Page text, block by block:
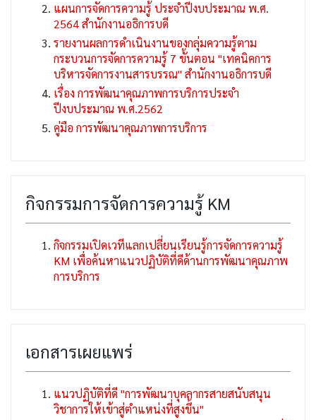
แผนการจัดการความรู้ ประจำปีงบประมาณ พ.ศ.
2564 สำนักงานอธิการบดี
รายงานผลการดำเนินงานของกลุ่มความรู้ตาม
กระบวนการจัดการความรู้ 7 ขั้นตอน "เทคนิคการ
บริหารจัดการงานสารบรรณ" สำนักงานอธิการบดี
เรื่อง การพัฒนาคุณภาพการบริการประจำ
ปีงบประมาณ พ.ศ.2562
คู่มือ การพัฒนาคุณภาพการบริการ
กิจกรรมการจัดการความรู้ KM
กิจกรรมเปิดเวทีแลกเปลี่ยนเรียนรู้การจัดการความรู้
KM เพื่อค้นหาแนวปฏิบัติที่ดีด้านการพัฒนาคุณภาพ
การบริการ
เอกสารเผยแพร่
แนวปฏิบัติที่ดี "การพัฒนาบุคลากรสายสนับสนุน
วิชาการให้เข้าสู่ตำแหน่งที่สูงขึ้น"